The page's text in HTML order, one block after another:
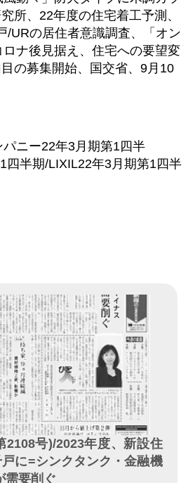
所、22年度の住宅着工予測、
/URの居住者意識調査、「オン
ナ後見据え、住宅への要望変
の募集開始、国交省、9月10
ニー22年3月期第1四半
四半期/LIXIL22年3月期第1四半
2108号)/2023年度、新設住
に=シンクタンク・金融機
需要削ぐ